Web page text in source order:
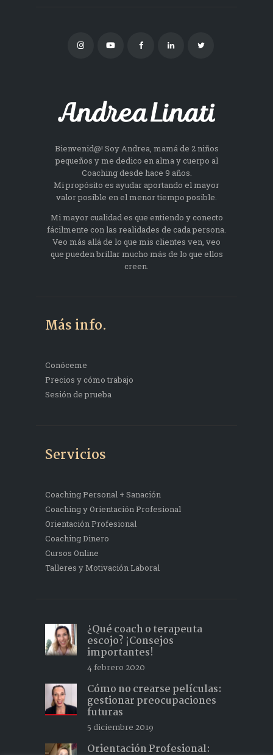
Bienvenid@! Soy Andrea, mamá de 2 niños
pequeños y me dedico en alma y cuerpo al
Coaching desde hace 9 años.
Mi propósito es ayudar aportando el mayor
valor posible en el menor tiempo posible.
Mi mayor cualidad es que entiendo y conecto
fácilmente con las realidades de cada persona.
Veo más allá de lo que mis clientes ven, veo
que pueden brillar mucho más de lo que ellos
creen.
Más info.
Conóceme
Precios y cómo trabajo
Sesión de prueba
Servicios
Coaching Personal + Sanación
Coaching y Orientación Profesional
Orientación Profesional
Coaching Dinero
Cursos Online
Talleres y Motivación Laboral
¿Qué coach o terapeuta
escojo? ¡Consejos
importantes!
4 febrero 2020
Cómo no crearse películas:
gestionar preocupaciones
futuras
5 diciembre 2019
Orientación Profesional: